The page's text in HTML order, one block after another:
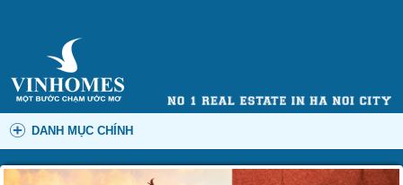
DANH MỤC CHÍNH